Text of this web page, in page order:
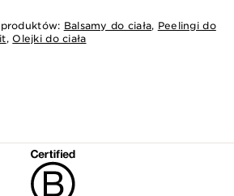
Balsamy do ciała, Peelingi do
, Olejki do ciała